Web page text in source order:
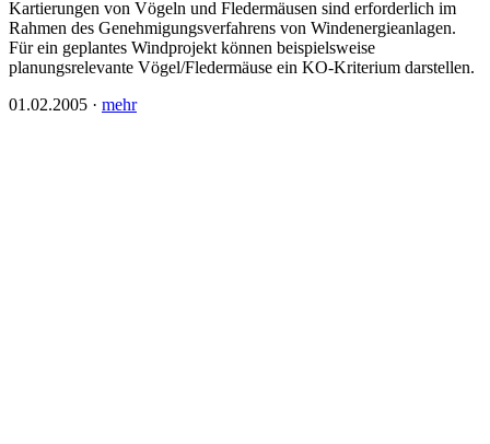
Kartierungen von Vögeln und Fledermäusen sind erforderlich im
Rahmen des Genehmigungsverfahrens von Windenergieanlagen.
Für ein geplantes Windprojekt können beispielsweise
planungsrelevante Vögel/Fledermäuse ein KO-Kriterium darstellen.
01.02.2005 · mehr